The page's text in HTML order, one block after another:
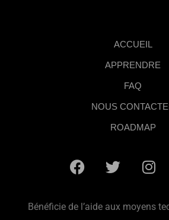
ACCUEIL
APPRENDRE
FAQ
NOUS
ROADMAP
Bénéficie de l’aide aux moyens